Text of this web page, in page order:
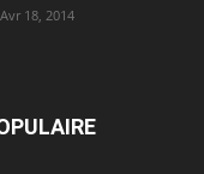
Avr 18, 2014